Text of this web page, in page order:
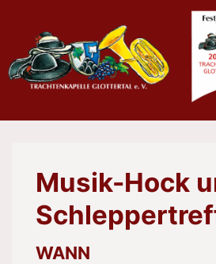
Inhalt
Musik-Hock
WANN